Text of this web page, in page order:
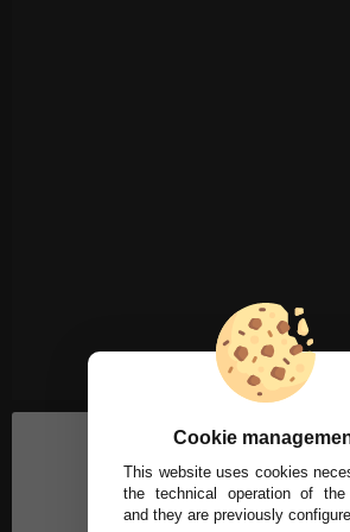
Cookie
This website uses cookies
the technical operation of the
and they are previously